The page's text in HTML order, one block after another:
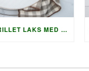
LAVKARBO GRILLET LAKS MED HOLLANDAISE OG KREMET AGURKSALAT